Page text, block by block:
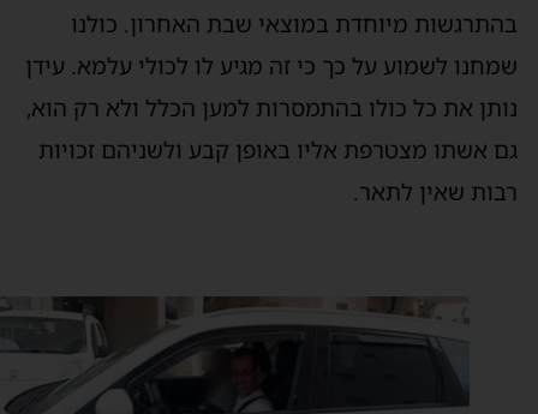
בהתרגשות מיוחדת במוצאי שבת האחרון. כולנו
שמחנו לשמוע על כך כי זה מגיע לו לכולי עלמא. עידן
נותן את כל כולו בהתמסרות למען הכלל ולא רק הוא,
גם אשתו מצטרפת אליו באופן קבע ולשניהם זכויות
רבות שאין לתאר.